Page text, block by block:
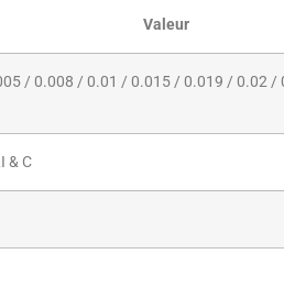
Valeur
/ 0.008 / 0.01 / 0.015 / 0.019 / 0.02 /
& C